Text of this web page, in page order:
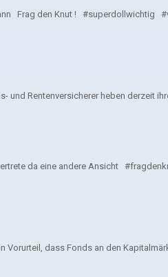
Frag den Knut ! #superdollwichtig
Rentenversicherer heben derzeit
da eine andere Ansicht
dass Fonds an den